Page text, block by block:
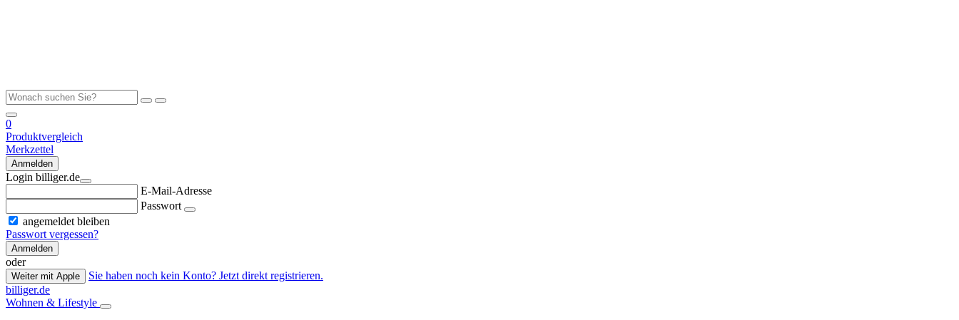
0
Produktvergleich
Merkzettel
Anmelden
Login billiger.de
E-Mail-Adresse
Passwort
angemeldet bleiben
Passwort vergessen?
Anmelden
oder
Weiter mit Apple
Sie haben noch kein Konto? Jetzt direkt registrieren.
billiger.de
Wohnen & Lifestyle